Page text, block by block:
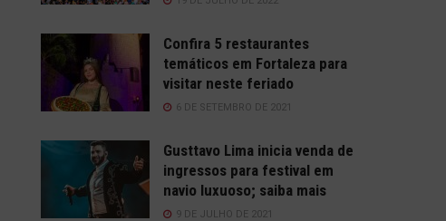
Confira 5 restaurantes
temáticos em Fortaleza para
visitar neste feriado
6 DE SETEMBRO DE 2021
Gusttavo Lima inicia venda de
ingressos para festival em
navio luxuoso; saiba mais
9 DE JULHO DE 2021